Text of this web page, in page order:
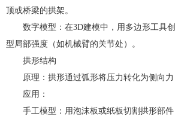
顶或桥梁的拱架。
数字模型：在3D建模中，用多边形工具创
型局部强度（如机械臂的关节处）。
拱形结构
原理：拱形通过弧形将压力转化为侧向力
应用：
手工模型：用泡沫板或纸板切割拱形部件